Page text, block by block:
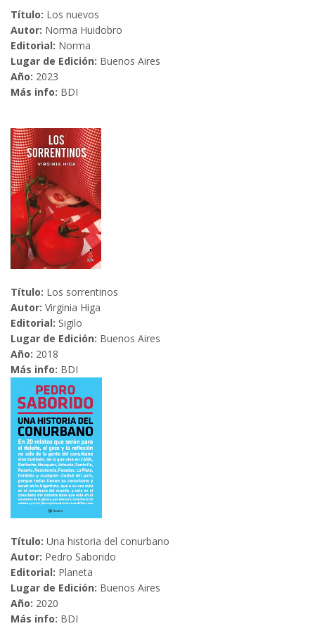
Título: Los nuevos
Autor: Norma Huidobro
Editorial: Norma
Lugar de Edición: Buenos Aires
Año: 2023
Más info: BDI
Título: Los sorrentinos
Autor: Virginia Higa
Editorial: Sigilo
Lugar de Edición: Buenos Aires
Año: 2018
Más info: BDI
Título: Una historia del conurbano
Autor: Pedro Saborido
Editorial: Planeta
Lugar de Edición: Buenos Aires
Año: 2020
Más info: BDI